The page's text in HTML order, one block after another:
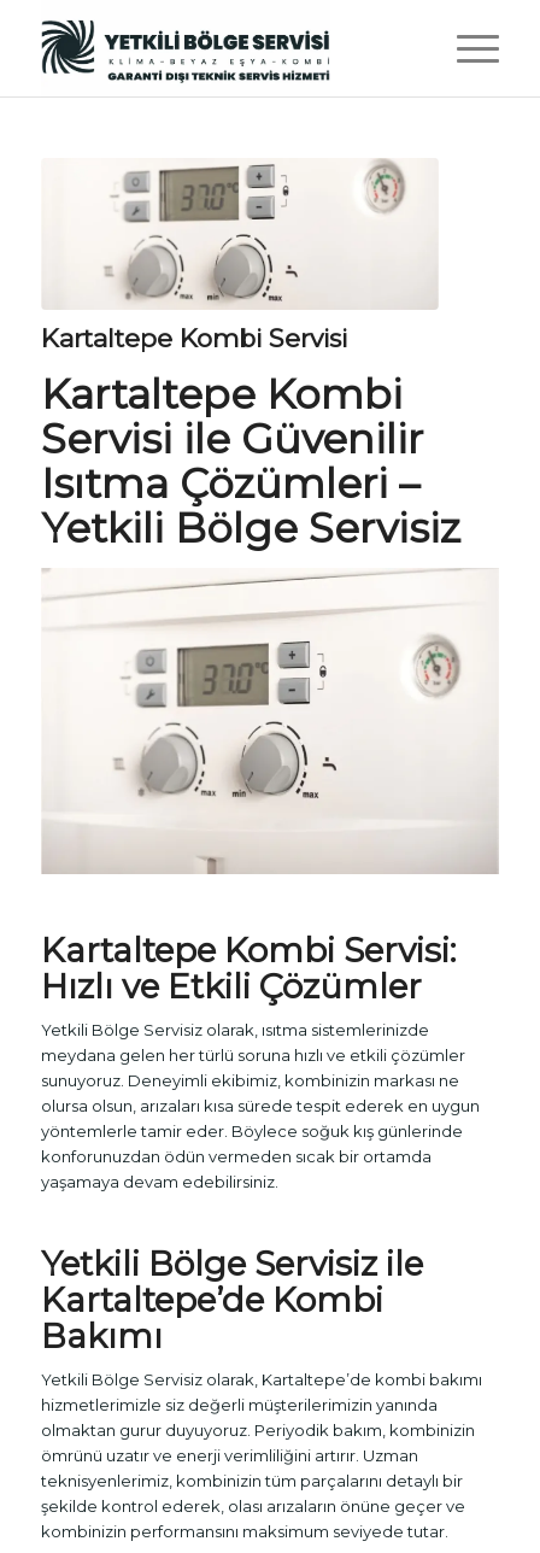
Kartaltepe Kombi Servisi
Kartaltepe Kombi
Servisi ile Güvenilir
Isıtma Çözümleri –
Yetkili Bölge Servisiz
Kartaltepe Kombi Servisi:
Hızlı ve Etkili Çözümler
Yetkili Bölge Servisiz olarak, ısıtma sistemlerinizde
meydana gelen her türlü soruna hızlı ve etkili çözümler
sunuyoruz. Deneyimli ekibimiz, kombinizin markası ne
olursa olsun, arızaları kısa sürede tespit ederek en uygun
yöntemlerle tamir eder. Böylece soğuk kış günlerinde
konforunuzdan ödün vermeden sıcak bir ortamda
yaşamaya devam edebilirsiniz.
Yetkili Bölge Servisiz ile
Kartaltepe’de Kombi
Bakımı
Yetkili Bölge Servisiz olarak, Kartaltepe’de kombi bakımı
hizmetlerimizle siz değerli müşterilerimizin yanında
olmaktan gurur duyuyoruz. Periyodik bakım, kombinizin
ömrünü uzatır ve enerji verimliliğini artırır. Uzman
teknisyenlerimiz, kombinizin tüm parçalarını detaylı bir
şekilde kontrol ederek, olası arızaların önüne geçer ve
kombinizin performansını maksimum seviyede tutar.